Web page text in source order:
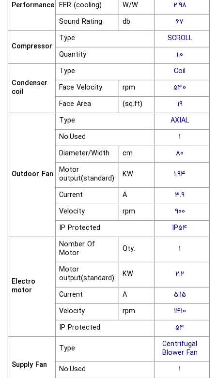
Performance EER (cooling)
W/W
2.98
Sound Rating
db 67
Compressor
Type
SCROLL
Quantity
1.0
Condenser
coil
Type
Coil
Face Velocity
rpm
540
Face Area
(sq.ft) 19
Outdoor Fan
Type
AXIAL
No.Used
1
Diameter/Width
cm
80
Motor
output(standard)
KW 1.94
Current A
3.9
Velocity
rpm
900
IP Protected
IP54
Electro
motor
Nomber Of
Motor
Qty. 1
Motor
output(standard)
KW 2.2
Current A
5.15
Velocity
rpm
1410
IP Protected
54
Supply Fan
Type
Centrifugal
Blower Fan
No.Used
1